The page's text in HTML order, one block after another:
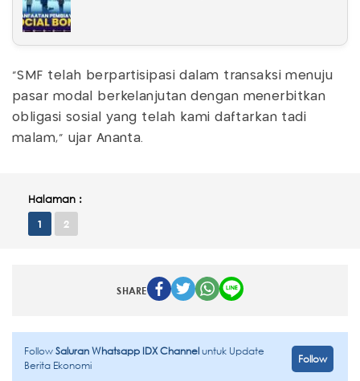
"SMF telah berpartisipasi dalam transaksi menuju
pasar modal berkelanjutan dengan menerbitkan
obligasi sosial yang telah kami daftarkan tadi
malam," ujar Ananta.
Halaman :
1 2
SHARE
FollowSaluran Whatsapp IDX Channeluntuk Update
Berita Ekonomi
Follow